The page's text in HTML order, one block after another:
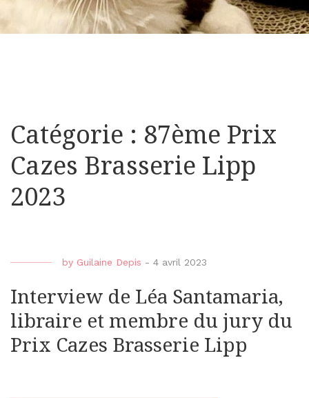
Catégorie : 87ème Prix
Cazes Brasserie Lipp
2023
by Guilaine Depis - 4 avril 2023
Interview de Léa Santamaria,
libraire et membre du jury du
Prix Cazes Brasserie Lipp